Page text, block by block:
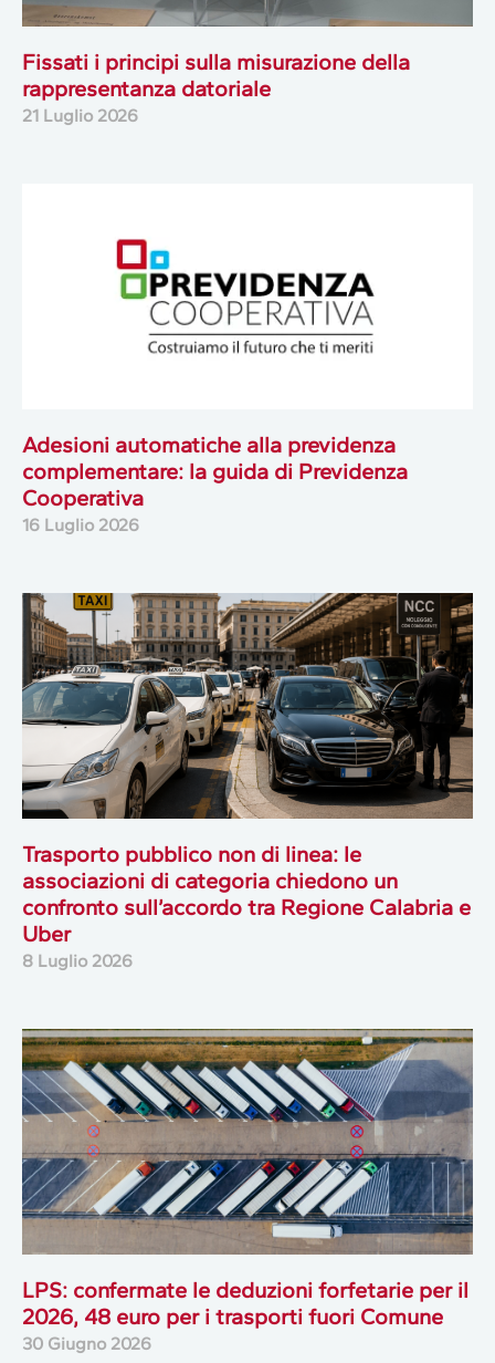
Fissati i principi sulla misurazione della
rappresentanza datoriale
21 Luglio 2026
Adesioni automatiche alla previdenza
complementare: la guida di Previdenza
Cooperativa
16 Luglio 2026
Trasporto pubblico non di linea: le
associazioni di categoria chiedono un
confronto sull’accordo tra Regione Calabria e
Uber
8 Luglio 2026
LPS: confermate le deduzioni forfetarie per il
2026, 48 euro per i trasporti fuori Comune
30 Giugno 2026